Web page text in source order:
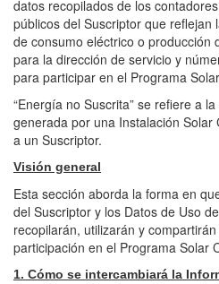
datos recopilados de los
públicos del Suscriptor que reflejan
de consumo eléctrico o producción
para la dirección de servicio y
para participar en el Programa
“Energía no Suscrita” se refiere a
generada por una Instalación
a un Suscriptor.
Visión general
Esta sección aborda la forma en
del Suscriptor y los Datos de Uso
recopilarán, utilizarán y
participación en el Programa Solar
1. Cómo se intercambiará la